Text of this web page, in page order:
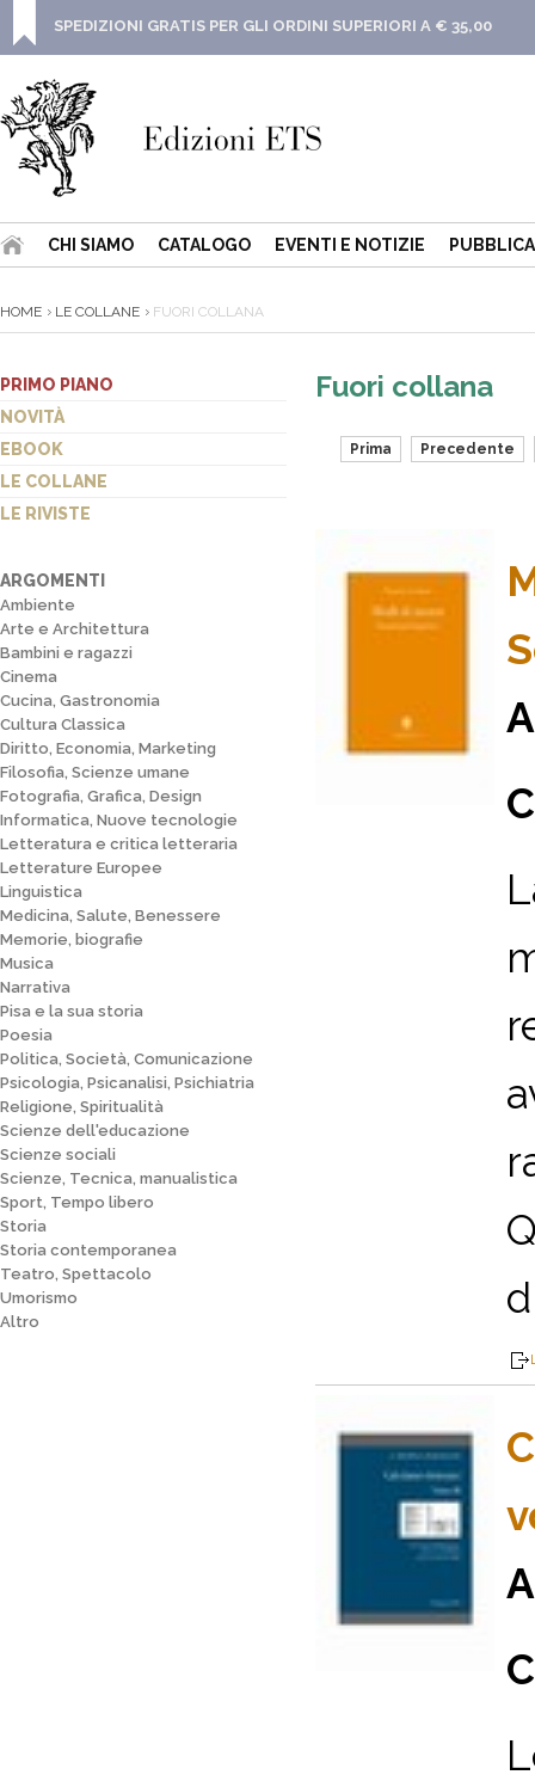
SPEDIZIONI GRATIS PER GLI ORDINI SUPERIORI A € 35,00
CHI SIAMO CATALOGO EVENTI E NOTIZIE
HOME LE COLLANE FUORI COLLANA
PRIMO PIANO
NOVITÀ
EBOOK
LE COLLANE
LE RIVISTE
ARGOMENTI
Ambiente
Arte e Architettura
Bambini e ragazzi
Cinema
Cucina, Gastronomia
Cultura Classica
Diritto, Economia, Marketing
Filosofia, Scienze umane
Fotografia, Grafica, Design
Informatica, Nuove tecnologie
Letteratura e critica letteraria
Letterature Europee
Linguistica
Medicina, Salute, Benessere
Memorie, biografie
Musica
Narrativa
Pisa e la sua storia
Poesia
Politica, Società, Comunicazione
Psicologia, Psicanalisi, Psichiatria
Religione, Spiritualità
Scienze dell'educazione
Scienze sociali
Scienze, Tecnica, manualistica
Sport, Tempo libero
Storia
Storia contemporanea
Teatro, Spettacolo
Umorismo
Altro
Fuori collana
Prima Precedente